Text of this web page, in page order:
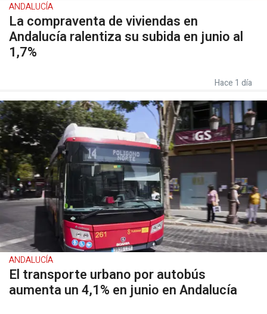
ANDALUCÍA
La compraventa de viviendas en
Andalucía ralentiza su subida en junio al
1,7%
Hace 1 día
ANDALUCÍA
El transporte urbano por autobús
aumenta un 4,1% en junio en Andalucía